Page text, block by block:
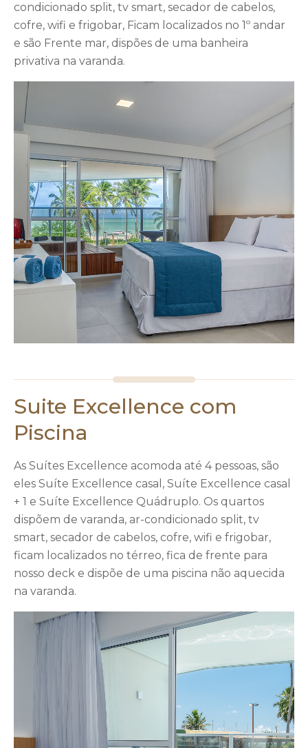
condicionado split, tv smart, secador de cabelos,
cofre, wifi e frigobar, Ficam localizados no 1º andar
e são Frente mar, dispões de uma banheira
privativa na varanda.
Suite Excellence com
Piscina
As Suítes Excellence acomoda até 4 pessoas, são
eles Suíte Excellence casal, Suíte Excellence casal
+ 1 e Suíte Excellence Quádruplo. Os quartos
dispõem de varanda, ar-condicionado split, tv
smart, secador de cabelos, cofre, wifi e frigobar,
ficam localizados no térreo, fica de frente para
nosso deck e dispõe de uma piscina não aquecida
na varanda.